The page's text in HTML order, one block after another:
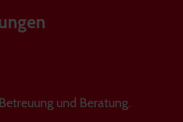
und Beratung.